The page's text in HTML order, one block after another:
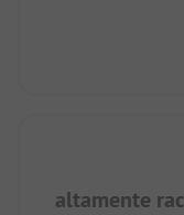
altamente